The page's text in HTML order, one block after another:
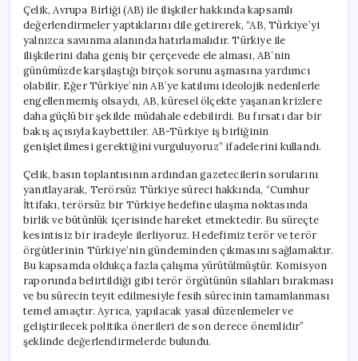
Çelik, Avrupa Birliği (AB) ile ilişkiler hakkında kapsamlı
değerlendirmeler yaptıklarını dile getirerek, “AB, Türkiye’yi
yalnızca savunma alanında hatırlamalıdır. Türkiye ile
ilişkilerini daha geniş bir çerçevede ele alması, AB’nin
günümüzde karşılaştığı birçok sorunu aşmasına yardımcı
olabilir. Eğer Türkiye’nin AB’ye katılımı ideolojik nedenlerle
engellenmemiş olsaydı, AB, küresel ölçekte yaşanan krizlere
daha güçlü bir şekilde müdahale edebilirdi. Bu fırsatı dar bir
bakış açısıyla kaybettiler. AB-Türkiye iş birliğinin
genişletilmesi gerektiğini vurguluyoruz” ifadelerini kullandı.
Çelik, basın toplantısının ardından gazetecilerin sorularını
yanıtlayarak, Terörsüz Türkiye süreci hakkında, “Cumhur
İttifakı, terörsüz bir Türkiye hedefine ulaşma noktasında
birlik ve bütünlük içerisinde hareket etmektedir. Bu süreçte
kesintisiz bir iradeyle ilerliyoruz. Hedefimiz terör ve terör
örgütlerinin Türkiye’nin gündeminden çıkmasını sağlamaktır.
Bu kapsamda oldukça fazla çalışma yürütülmüştür. Komisyon
raporunda belirtildiği gibi terör örgütünün silahları bırakması
ve bu sürecin teyit edilmesiyle fesih sürecinin tamamlanması
temel amaçtır. Ayrıca, yapılacak yasal düzenlemeler ve
geliştirilecek politika önerileri de son derece önemlidir”
şeklinde değerlendirmelerde bulundu.